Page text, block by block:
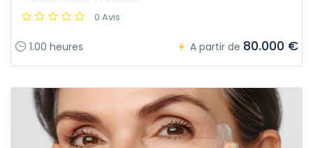
0 Avis
1.00 heures A partir de 80.000 €